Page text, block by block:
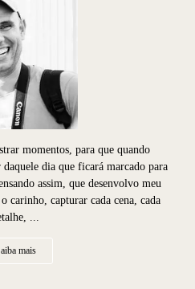
momentos, para que quando
daquele dia que ficará marcado para
assim, que desenvolvo meu
carinho, capturar cada cena, cada
...
mais